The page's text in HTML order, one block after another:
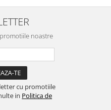
noastre
cu promotiile
in Politica de